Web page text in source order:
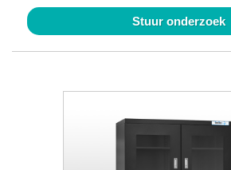
Stuur onderzoek